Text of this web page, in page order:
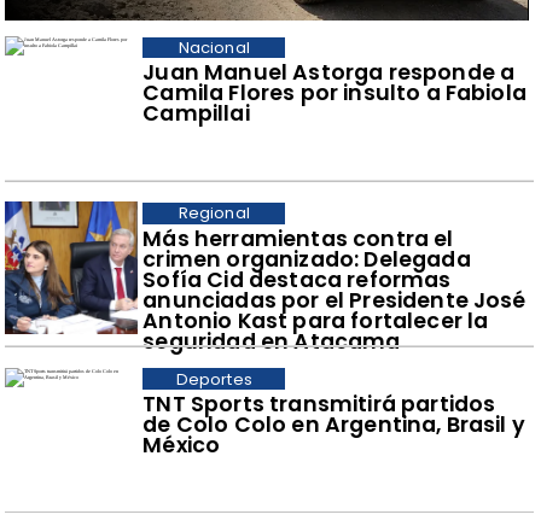
Juan Manuel Astorga responde a
Camila Flores por insulto a Fabiola
Campillai
Nacional
​Más herramientas contra el
crimen organizado: Delegada
Sofía Cid destaca reformas
anunciadas por el Presidente José
Antonio Kast para fortalecer la
seguridad en Atacama
Regional
TNT Sports transmitirá partidos
de Colo Colo en Argentina, Brasil y
México
Deportes